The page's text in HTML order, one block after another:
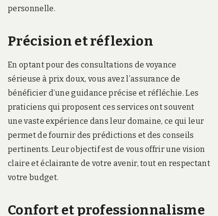
personnelle.
Précision et réflexion
En optant pour des consultations de voyance
sérieuse à prix doux, vous avez l’assurance de
bénéficier d’une guidance précise et réfléchie. Les
praticiens qui proposent ces services ont souvent
une vaste expérience dans leur domaine, ce qui leur
permet de fournir des prédictions et des conseils
pertinents. Leur objectif est de vous offrir une vision
claire et éclairante de votre avenir, tout en respectant
votre budget.
Confort et professionnalisme